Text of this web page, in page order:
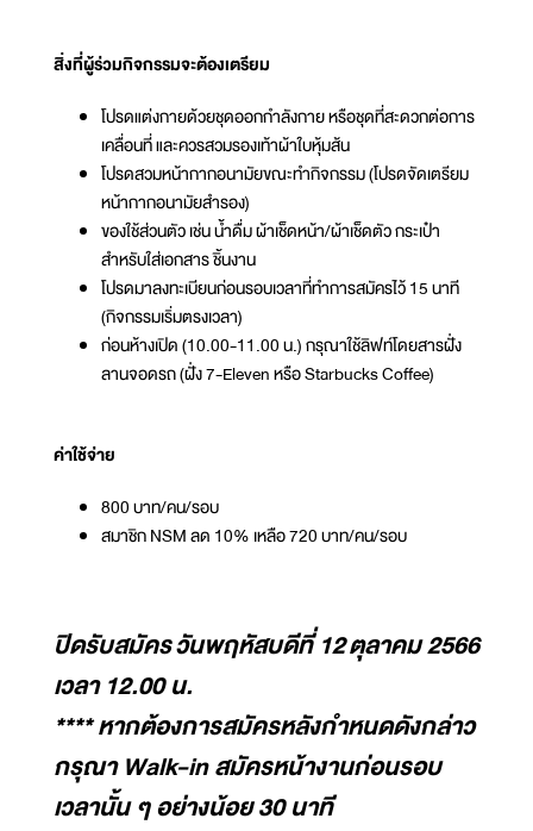
สิ่งที่ผู้ร่วมกิจกรรมจะต้องเตรียม
โปรดแต่งกายด้วยชุดออกกำลังกาย หรือชุดที่สะดวกต่อการ
เคลื่อนที่ และควรสวมรองเท้าผ้าใบหุ้มส้น
โปรดสวมหน้ากากอนามัยขณะทำกิจกรรม (โปรดจัดเตรียม
หน้ากากอนามัยสำรอง)
ของใช้ส่วนตัว เช่น น้ำดื่ม ผ้าเช็ดหน้า/ผ้าเช็ดตัว กระเป๋า
สำหรับใส่เอกสาร ชิ้นงาน
โปรดมาลงทะเบียนก่อนรอบเวลาที่ทำการสมัครไว้ 15 นาที
(กิจกรรมเริ่มตรงเวลา)
ก่อนห้างเปิด (10.00-11.00 น.) กรุณาใช้ลิฟท์โดยสารฝั่ง
ลานจอดรถ (ฝั่ง 7-Eleven หรือ Starbucks Coffee)
ค่าใช้จ่าย
800 บาท/คน/รอบ
สมาชิก NSM ลด 10% เหลือ 720 บาท/คน/รอบ
ปิดรับสมัคร วันพฤหัสบดีที่ 12 ตุลาคม 2566
เวลา 12.00 น.
**** หากต้องการสมัครหลังกำหนดดังกล่าว
กรุณา Walk-in สมัครหน้างานก่อนรอบ
เวลานั้น ๆ อย่างน้อย 30 นาที